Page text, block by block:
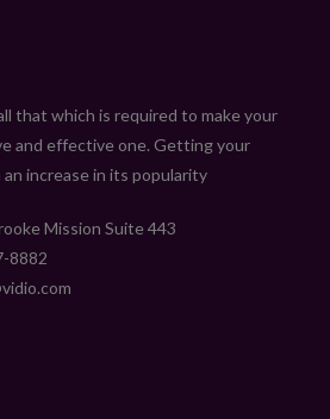
that which is required to make your
and effective one. Getting your
increase in its popularity
Mission Suite 443
8882